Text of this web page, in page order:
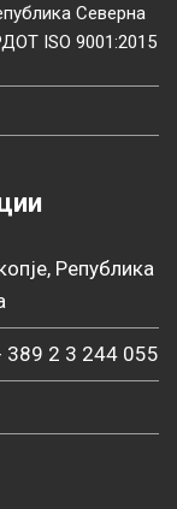
Северна
ISO 9001:2015
Република
389 2 3 244 055